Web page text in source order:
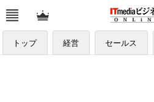
トップ 経営 セールス